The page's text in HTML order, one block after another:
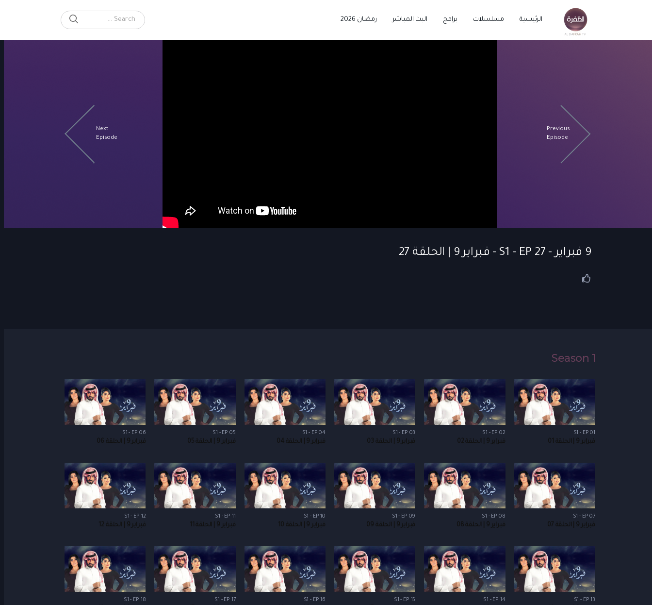
الرئيسية مسلسلات برامج البث المباشر رمضان 2026
Search for:
SEARCH
Previous
Episode
Next
Episode
9 فبراير - S1 - EP 27 - فبراير 9 | الحلقة 27
Season 1
S1 - EP 01
فبراير 9 | الحلقة 01
S1 - EP 02
فبراير 9 | الحلقة 02
S1 - EP 03
فبراير 9 | الحلقة 03
S1 - EP 04
فبراير 9 | الحلقة 04
S1 - EP 05
فبراير 9 | الحلقة 05
S1 - EP 06
فبراير 9 | الحلقة 06
S1 - EP 07
فبراير 9 | الحلقة 07
S1 - EP 08
فبراير 9 | الحلقة 08
S1 - EP 09
فبراير 9 | الحلقة 09
S1 - EP 10
فبراير 9 | الحلقة 10
S1 - EP 11
فبراير 9 | الحلقة 11
S1 - EP 12
فبراير 9 | الحلقة 12
S1 - EP 13
S1 - EP 14
S1 - EP 15
S1 - EP 16
S1 - EP 17
S1 - EP 18